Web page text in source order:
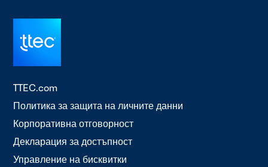
TTEC.com
Политика за защита на личните данни
Корпоративна отговорност
Декларация за достъпност
Управление на бисквитки